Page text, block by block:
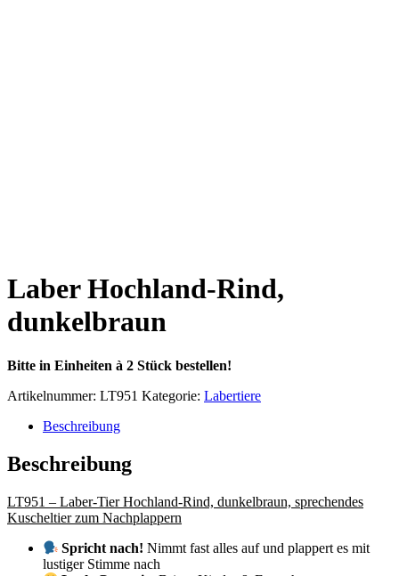
Laber Hochland-Rind,
dunkelbraun
Bitte in Einheiten à 2 Stück bestellen!
Artikelnummer: LT951 Kategorie: Labertiere
Beschreibung
Beschreibung
LT951 – Laber-TierHochland-Rind, dunkelbraun, sprechendes
Kuscheltier zum Nachplappern
Spricht nach! Nimmt fast alles auf und plappert es mit
lustiger Stimme nach